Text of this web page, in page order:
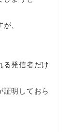
、
る発信者だけ
証明しておら